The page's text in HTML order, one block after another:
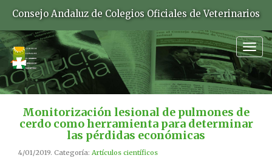
Consejo Andaluz de Colegios Oficiales de Veterinarios
Monitorización lesional de pulmones de
cerdo como herramienta para determinar
las pérdidas económicas
4/01/2019. Categoría: Artículos científicos